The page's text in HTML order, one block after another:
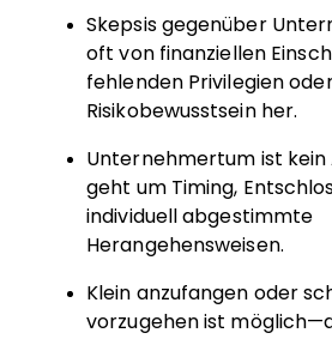
Skepsis gegenüber
oft von finanziellen
fehlenden Privilegien
Risikobewusstsein her.
Unternehmertum ist kein
geht um Timing,
individuell abgestimmte
Herangehensweisen.
Klein anzufangen oder
vorzugehen ist